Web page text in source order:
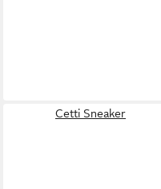
Cetti Sneaker